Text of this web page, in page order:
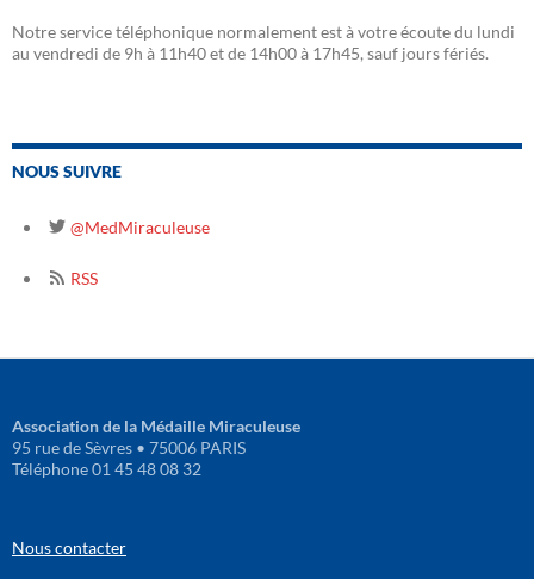
Notre service téléphonique normalement est à votre écoute du lundi
au vendredi de 9h à 11h40 et de 14h00 à 17h45, sauf jours fériés.
NOUS SUIVRE
@MedMiraculeuse
RSS
Association de la Médaille Miraculeuse
95 rue de Sèvres • 75006 PARIS
Téléphone 01 45 48 08 32
Nous contacter